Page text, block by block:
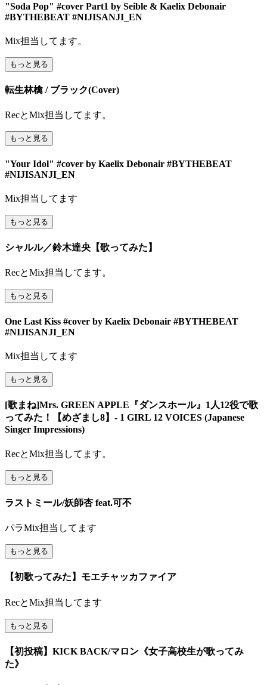
"Soda Pop" #cover Part1 by Seible & Kaelix Debonair
#BYTHEBEAT #NIJISANJI_EN
Mix担当してます。
もっと見る
転生林檎 / ブラック(Cover)
RecとMix担当してます。
もっと見る
"Your Idol" #cover by Kaelix Debonair #BYTHEBEAT
#NIJISANJI_EN
Mix担当してます
もっと見る
シャルル／鈴木達央【歌ってみた】
RecとMix担当してます。
もっと見る
One Last Kiss #cover by Kaelix Debonair #BYTHEBEAT
#NIJISANJI_EN
Mix担当してます
もっと見る
[歌まね]Mrs. GREEN APPLE『ダンスホール』1人12役で歌
ってみた！【めざまし8】- 1 GIRL 12 VOICES (Japanese
Singer Impressions)
RecとMix担当してます。
もっと見る
ラストミール/妖師杏 feat.可不
パラMix担当してます
もっと見る
【初歌ってみた】モエチャッカファイア
RecとMix担当してます
もっと見る
【初投稿】KICK BACK/マロン《女子高校生が歌ってみ
た》